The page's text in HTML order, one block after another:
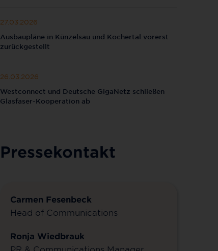
27.03.2026
Ausbaupläne in Künzelsau und Kochertal vorerst
zurückgestellt
26.03.2026
Westconnect und Deutsche GigaNetz schließen
Glasfaser-Kooperation ab
Pressekontakt
Carmen Fesenbeck
Head of Communications
Ronja Wiedbrauk
PR & Communications Manager